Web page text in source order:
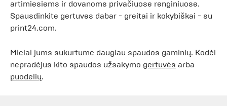
artimiesiems ir dovanoms privačiuose renginiuose.
Spausdinkite gertuves dabar - greitai ir kokybiškai - su
print24.com.
Mielai jums sukurtume daugiau spaudos gaminių. Kodėl
nepradėjus kito spaudos užsakymo gertuvės arba
puodelių.